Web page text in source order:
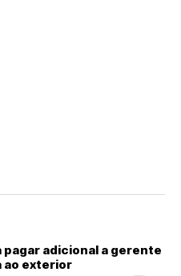
pagar adicional a gerente
exterior